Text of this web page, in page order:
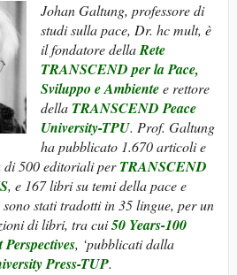
Johan Galtung, professore di
studi sulla pace, Dr. hc mult, è
il fondatore dellaRete
TRANSCEND per la Pace,
Sviluppo e Ambientee rettore
della TRANSCEND Peace
University-TPU. Prof. Galtung
ha pubblicato 1.670 articoli e
500 editoriali perTRANSCEND
, e 167 libri su temi della pace e
stati tradotti in 35 lingue, per un
di libri, tra cui50 Years-100
, ‘pubblicati dalla
Press-TUP.